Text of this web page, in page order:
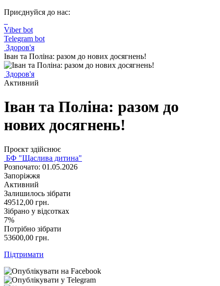
Приєднуйся до нас:
Viber bot
Telegram bot
Здоров'я
Іван та Поліна: разом до нових досягнень!
Здоров'я
Активний
Іван та Поліна: разом до
нових досягнень!
Проєкт здійснює
БФ "Щаслива дитина"
Розпочато: 01.05.2026
Запоріжжя
Активний
Залишилось зібрати
49512,00 грн.
Зібрано у відсотках
7%
Потрібно зібрати
53600,00 грн.
Підтримати